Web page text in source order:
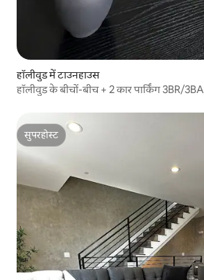
हॉलीवुड में टाउनहाउस
हॉलीवुड के बीचों-बीच + 2 कार पार्किंग 3BR/3BA
सुपरहोस्ट
सुपरहोस्ट